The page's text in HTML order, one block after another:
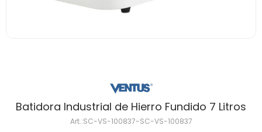
Batidora Industrial de Hierro Fundido 7 Litros
SC-VS-100837-SC-VS-100837